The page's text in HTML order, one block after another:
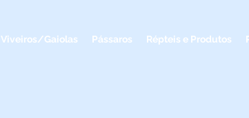
Viveiros/Gaiolas Pássaros Répteis e Produtos